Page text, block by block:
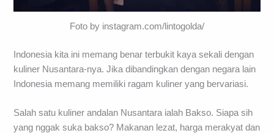
Foto by instagram.com/lintogolda/
Indonesia kita ini memang benar terbukit kaya sekali dengan
kuliner Nusantara-nya. Jika dibandingkan dengan negara lain
Indonesia memang memiliki ragam kuliner yang bervariasi.
Salah satu kuliner andalan Nusantara ialah Bakso. Siapa sih
yang nggak suka bakso? Makanan lezat, harga merakyat dan